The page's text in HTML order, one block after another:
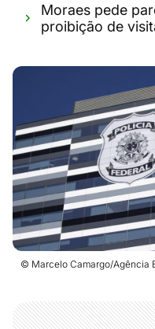
Moraes pede
proibição de
© Marcelo Camargo/Agência